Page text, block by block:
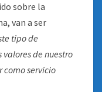
sobre la
van a ser
tipo de
de nuestro
como servicio